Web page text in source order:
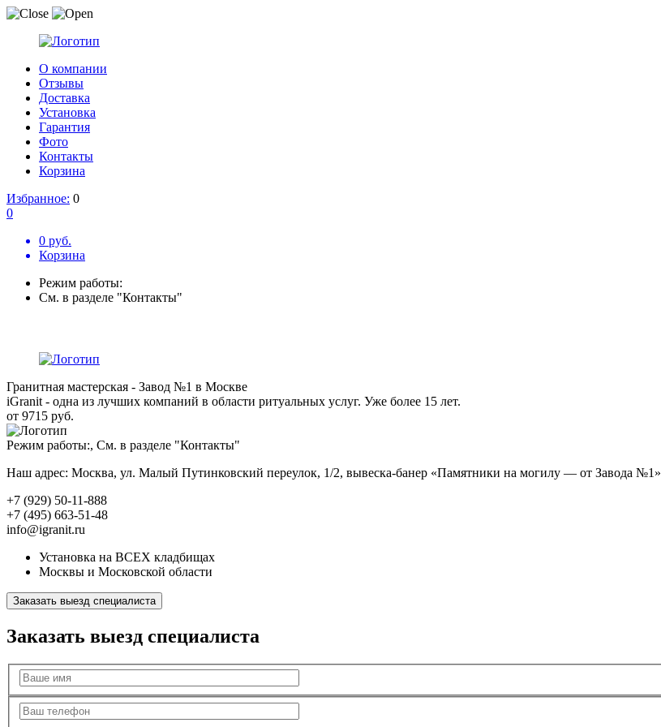
О компании
Отзывы
Доставка
Установка
Гарантия
Фото
Контакты
Корзина
Избранное: 0
0
0 руб.
Корзина
Режим работы:
См. в разделе "Контакты"
Гранитная мастерская - Завод №1 в Москве
iGranit - одна из лучших компаний в области ритуальных услуг. Уже более 15 лет.
от 9715 руб.
Режим работы:, См. в разделе "Контакты"
Наш адрес: Москва, ул. Малый Путинковский переулок, 1/2, вывеска-банер «Памятники на могилу — от Завода №1»
+7 (929) 50-11-888
+7 (495) 663-51-48
info@igranit.ru
Установка на ВСЕХ кладбищах
Москвы и Московской области
Заказать выезд специалиста
Заказать выезд специалиста